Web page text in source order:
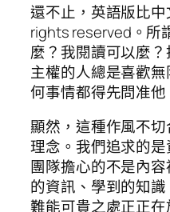
還不止，英語版比
rights reserved。所
麼？我閱讀可以麼
主權的人總是喜歡
何事情都得先問准他
顯然，這種作風不
理念。我們追求的是
團隊擔心的不是內
的資訊、學到的知
難能可貴之處正正在